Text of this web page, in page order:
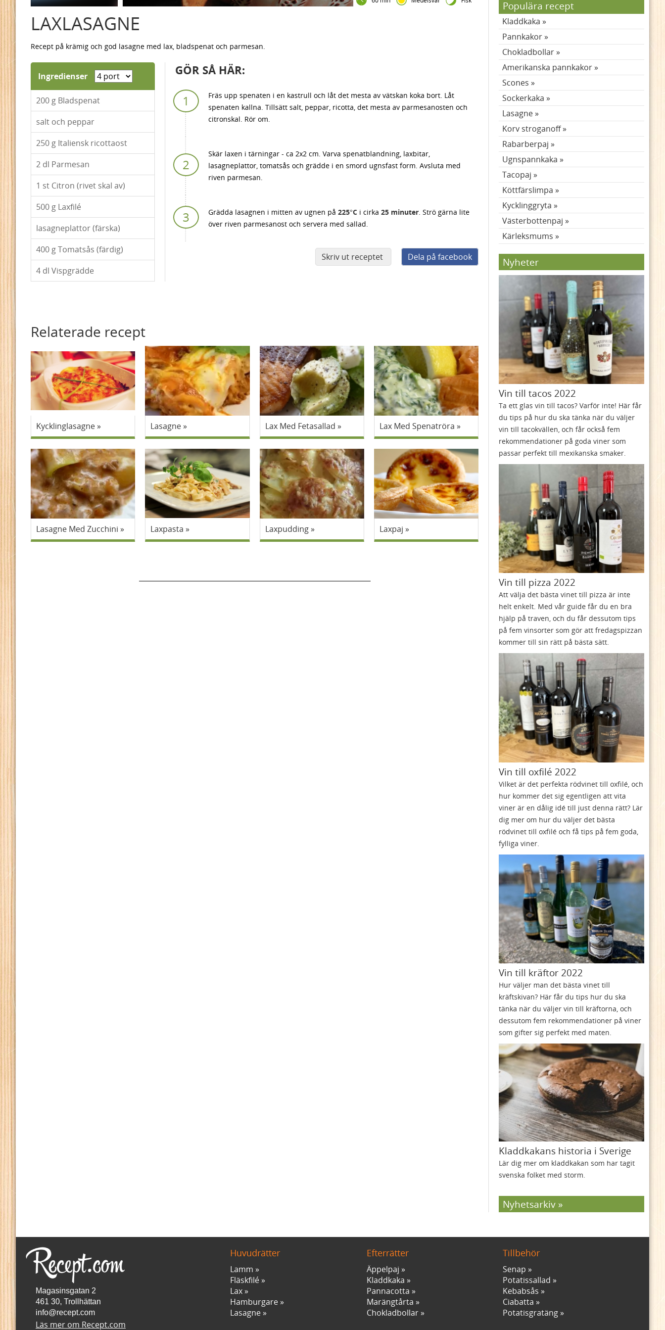
LAXLASAGNE
Recept på krämig och god lasagne med lax, bladspenat och parmesan.
Ingredienser
200 g Bladspenat
salt och peppar
250 g Italiensk ricottaost
2 dl Parmesan
1 st Citron (rivet skal av)
500 g Laxfilé
lasagneplattor (färska)
400 g Tomatsås (färdig)
4 dl Vispgrädde
GÖR SÅ HÄR:
Fräs upp spenaten i en kastrull och låt det mesta av vätskan koka bort. Låt
spenaten kallna. Tillsätt salt, peppar, ricotta, det mesta av parmesanosten och
citronskal. Rör om.
Skär laxen i tärningar - ca 2x2 cm. Varva spenatblandning, laxbitar,
lasagneplattor, tomatsås och grädde i en smord ugnsfast form. Avsluta med
riven parmesan.
Grädda lasagnen i mitten av ugnen på 225°C i cirka 25 minuter. Strö gärna lite
över riven parmesanost och servera med sallad.
Skriv ut receptet Dela på facebook
Relaterade recept
Kycklinglasagne Lasagne Lax Med Fetasallad Lax Med Spenatröra
Lasagne Med Zucchini Laxpasta Laxpudding Laxpaj
Populära recept
Kladdkaka
Pannkakor
Chokladbollar
Amerikanska pannkakor
Scones
Sockerkaka
Lasagne
Korv stroganoff
Rabarberpaj
Ugnspannkaka
Tacopaj
Köttfärslimpa
Kycklinggryta
Västerbottenpaj
Kärleksmums
Nyheter
Vin till tacos 2022
Ta ett glas vin till tacos? Varför inte! Här får
du tips på hur du ska tänka när du väljer
vin till tacokvällen, och får också fem
rekommendationer på goda viner som
passar perfekt till mexikanska smaker.
Vin till pizza 2022
Att välja det bästa vinet till pizza är inte
helt enkelt. Med vår guide får du en bra
hjälp på traven, och du får dessutom tips
på fem vinsorter som gör att fredagspizzan
kommer till sin rätt på bästa sätt.
Vin till oxfilé 2022
Vilket är det perfekta rödvinet till oxfilé, och
hur kommer det sig egentligen att vita
viner är en dålig idé till just denna rätt? Lär
dig mer om hur du väljer det bästa
rödvinet till oxfilé och få tips på fem goda,
fylliga viner.
Vin till kräftor 2022
Hur väljer man det bästa vinet till
kräftskivan? Här får du tips hur du ska
tänka när du väljer vin till kräftorna, och
dessutom fem rekommendationer på viner
som gifter sig perfekt med maten.
Kladdkakans historia i Sverige
Lär dig mer om kladdkakan som har tagit
svenska folket med storm.
Nyhetsarkiv
Magasinsgatan 2
461 30, Trollhättan
info@recept.com
Läs mer om Recept.com
Huvudrätter
Lamm
Fläskfilé
Lax
Hamburgare
Lasagne
Efterrätter
Äppelpaj
Kladdkaka
Pannacotta
Marängtårta
Chokladbollar
Tillbehör
Senap
Potatissallad
Kebabsås
Ciabatta
Potatisgratäng